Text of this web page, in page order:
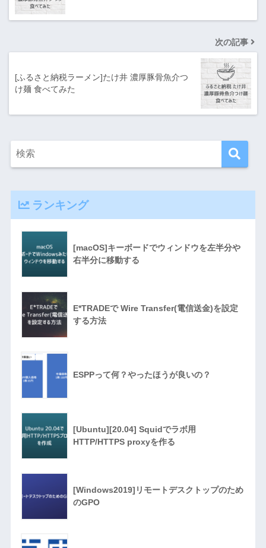
次の記事
[ふるさと納税ラーメン]たけ井 濃厚豚骨魚介つ
け麺 食べてみた
ランキング
[macOS]キーボードでウィンドウを左半分や
右半分に移動する
E*TRADEで Wire Transfer(電信送金)を設定
する方法
ESPPって何？やったほうが良いの？
[Ubuntu][20.04] Squidでラボ用
HTTP/HTTPS proxyを作る
[Windows2019]リモートデスクトップのため
のGPO